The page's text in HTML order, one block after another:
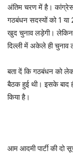
अंतिम चरण में है।
गठबंधन सदस्यों को 1 या
खुद चुनाव लड़ेगी। लेकिन
दिल्ली में अकेले ही चुनाव
बता दें कि गठबंधन को
बैठक हुई थी। इसके बाद
किया है।
आम आदमी पार्टी की दो